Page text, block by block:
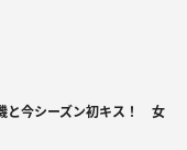
と今シーズン初キス！ 女